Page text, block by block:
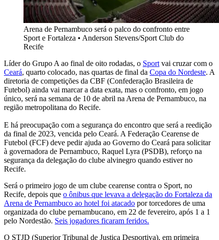
Arena de Pernambuco será o palco do confronto entre
Sport e Fortaleza • Anderson Stevens/Sport Club do
Recife
Líder do Grupo A ao final de oito rodadas, o Sport vai cruzar com o
Ceará, quarto colocado, nas quartas de final da Copa do Nordeste. A
diretoria de competições da CBF (Confederação Brasileira de
Futebol) ainda vai marcar a data exata, mas o confronto, em jogo
único, será na semana de 10 de abril na Arena de Pernambuco, na
região metropolitana do Recife.
E há preocupação com a segurança do encontro que será a reedição
da final de 2023, vencida pelo Ceará. A Federação Cearense de
Futebol (FCF) deve pedir ajuda ao Governo do Ceará para solicitar
à governadora de Pernambuco, Raquel Lyra (PSDB), reforço na
segurança da delegação do clube alvinegro quando estiver no
Recife.
Será o primeiro jogo de um clube cearense contra o Sport, no
Recife, depois que o ônibus que levava a delegação do Fortaleza da
Arena de Pernambuco ao hotel foi atacado por torcedores de uma
organizada do clube pernambucano, em 22 de fevereiro, após 1 a 1
pelo Nordestão. Seis jogadores ficaram feridos.
O STJD (Superior Tribunal de Justiça Desportiva), em primeira